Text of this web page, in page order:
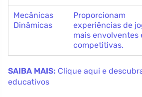
Mecânicas
Dinâmicas
Proporcionam
experiências de
mais envolventes
competitivas.
SAIBA MAIS: Clique aqui e
educativos